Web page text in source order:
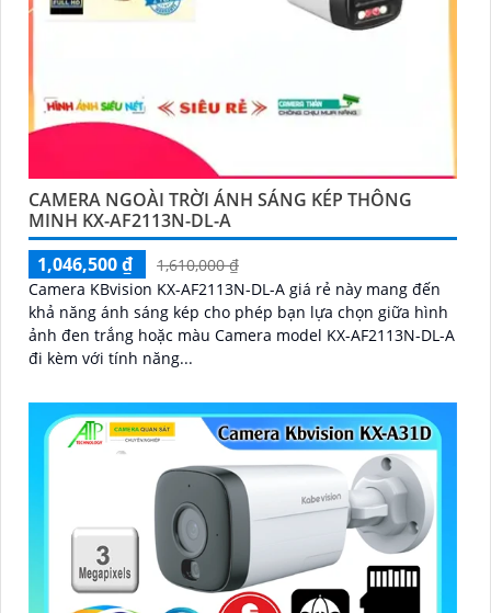
CAMERA NGOÀI TRỜI ÁNH SÁNG KÉP THÔNG
MINH KX-AF2113N-DL-A
1,046,500 ₫
1,610,000 ₫
Camera KBvision KX-AF2113N-DL-A giá rẻ này mang đến
khả năng ánh sáng kép cho phép bạn lựa chọn giữa hình
ảnh đen trắng hoặc màu Camera model KX-AF2113N-DL-A
đi kèm với tính năng...